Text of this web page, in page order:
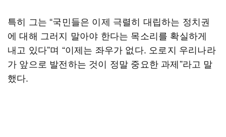
특히 그는 “국민들은 이제 극렬히 대립하는 정치권
에 대해 그러지 말아야 한다는 목소리를 확실하게
내고 있다”며 “이제는 좌우가 없다. 오로지 우리나라
가 앞으로 발전하는 것이 정말 중요한 과제”라고 말
했다.